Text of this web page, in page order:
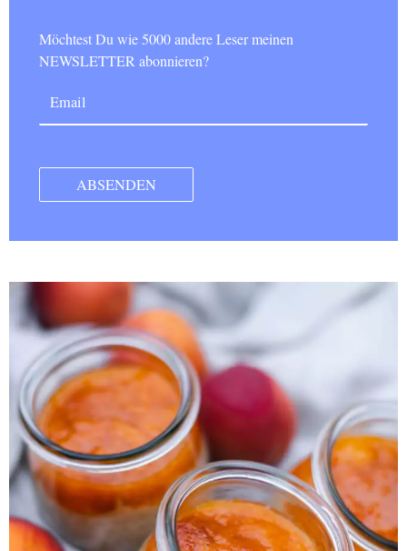
Möchtest Du wie 5000 andere Leser meinen
NEWSLETTER abonnieren?